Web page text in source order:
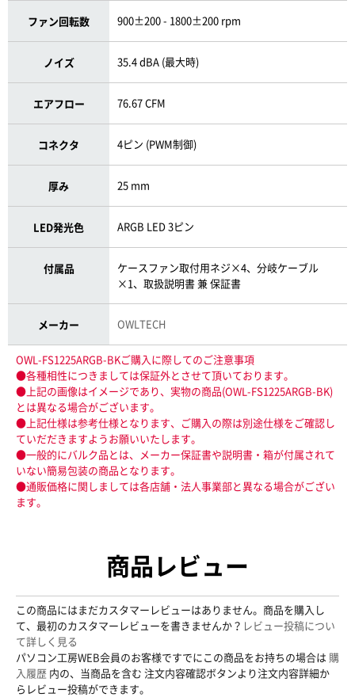
ファン回転数 900±200 - 1800±200 rpm
ノイズ 35.4 dBA (最大時)
エアフロー 76.67 CFM
コネクタ 4ピン (PWM制御)
厚み 25 mm
LED発光色 ARGB LED 3ピン
付属品
ケースファン取付用ネジ×4、分岐ケーブル
×1、取扱説明書 兼 保証書
メーカー OWLTECH
OWL-FS1225ARGB-BKご購入に際してのご注意事項
●各種相性につきましては保証外とさせて頂いております。
●上記の画像はイメージであり、実物の商品(OWL-FS1225ARGB-BK)
とは異なる場合がございます。
●上記仕様は参考仕様となります、ご購入の際は別途仕様をご確認し
ていだだきますようお願いいたします。
●一般的にバルク品とは、メーカー保証書や説明書・箱が付属されて
いない簡易包装の商品となります。
●通販価格に関しましては各店舗・法人事業部と異なる場合がござい
ます。
商品レビュー
この商品にはまだカスタマーレビューはありません。商品を購入し
て、最初のカスタマーレビューを書きませんか？ レビュー投稿につい
て詳しく見る
パソコン工房WEB会員のお客様ですでにこの商品をお持ちの場合は 購
入履歴 内の、当商品を含む 注文内容確認ボタンより注文内容詳細か
らレビュー投稿ができます。